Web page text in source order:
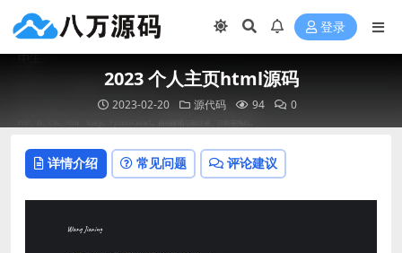
登录
2023 个人主页html源码
2023-02-20 源代码 94 0
详情介绍 常见问题 评论建议